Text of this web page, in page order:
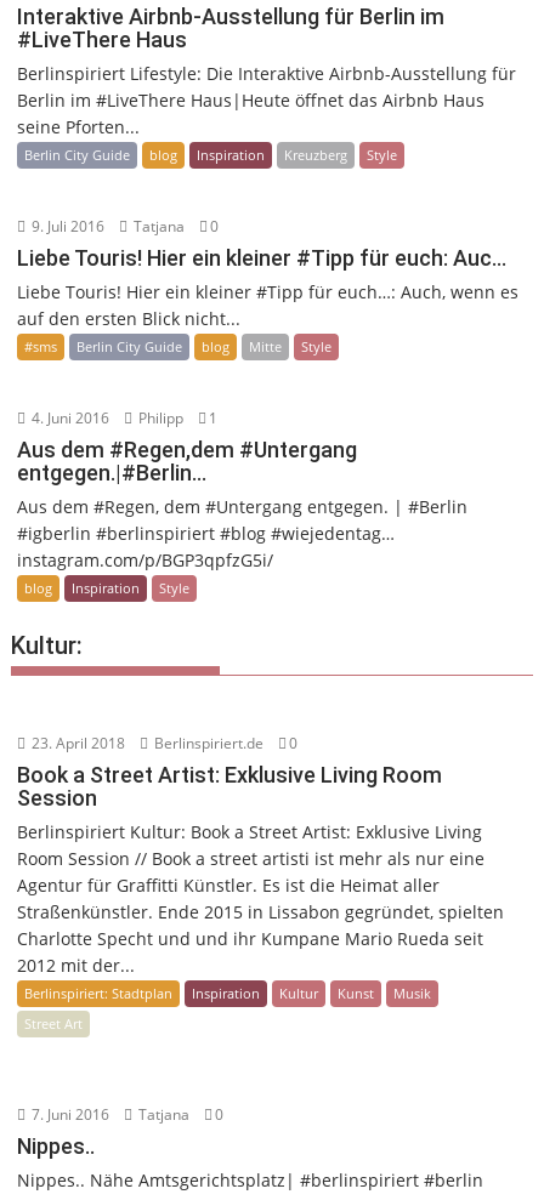
Interaktive Airbnb-Ausstellung für Berlin im
#LiveThere Haus
Berlinspiriert Lifestyle: Die Interaktive Airbnb-Ausstellung für
Berlin im #LiveThere Haus|Heute öffnet das Airbnb Haus
seine Pforten...
Berlin City Guide blog Inspiration Kreuzberg Style
9. Juli 2016 Tatjana 0
Liebe Touris! Hier ein kleiner #Tipp für euch: Auc…
Liebe Touris! Hier ein kleiner #Tipp für euch…: Auch, wenn es
auf den ersten Blick nicht...
#sms Berlin City Guide blog Mitte Style
4. Juni 2016 Philipp 1
Aus dem #Regen,dem #Untergang
entgegen.|#Berlin…
Aus dem #Regen, dem #Untergang entgegen. | #Berlin
#igberlin #berlinspiriert #blog #wiejedentag…
instagram.com/p/BGP3qpfzG5i/
blog Inspiration Style
Kultur:
23. April 2018 Berlinspiriert.de 0
Book a Street Artist: Exklusive Living Room
Session
Berlinspiriert Kultur: Book a Street Artist: Exklusive Living
Room Session // Book a street artisti ist mehr als nur eine
Agentur für Graffitti Künstler. Es ist die Heimat aller
Straßenkünstler. Ende 2015 in Lissabon gegründet, spielten
Charlotte Specht und und ihr Kumpane Mario Rueda seit
2012 mit der...
Berlinspiriert: Stadtplan Inspiration Kultur Kunst
Musik
Street Art
7. Juni 2016 Tatjana 0
Nippes..
Nippes.. Nähe Amtsgerichtsplatz| #berlinspiriert #berlin